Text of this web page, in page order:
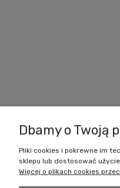
Dbamy o Twoją
Pliki cookies i pokrewne im
sklepu lub dostosować
Więcej o plikach cookies